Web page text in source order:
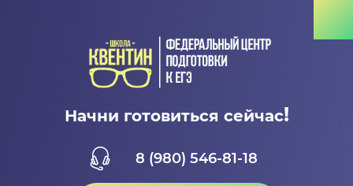
Начни готовиться сейчас!
8 (980) 546-81-18